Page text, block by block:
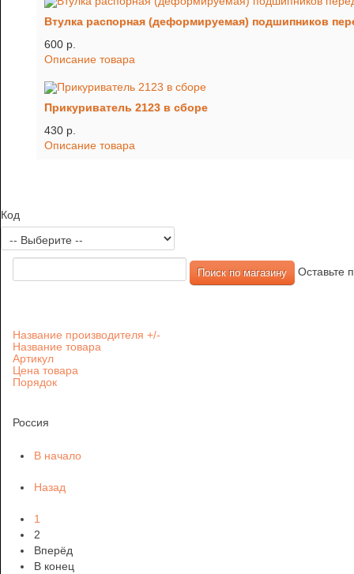
Втулка распорная (деформируемая) подшипников
600 p.
Описание товара
Прикуриватель 2123 в сборе
430 p.
Описание товара
Код
Оставьте
Название производителя +/-
Название товара
Артикул
Цена товара
Порядок
Россия
В начало
Назад
1
2
Вперёд
В конец